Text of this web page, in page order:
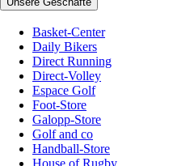
Basket-Center
Daily Bikers
Direct Running
Direct-Volley
Espace Golf
Foot-Store
Galopp-Store
Golf and co
Handball-Store